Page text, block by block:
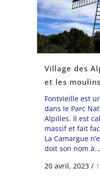
Village des
et les
Fontvieille est
dans le Parc
Alpilles. Il est
massif et fait
La Camargue
doit son nom à...
20 avril, 2023 /